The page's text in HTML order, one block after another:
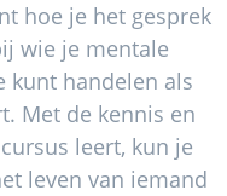
hoe je het gesprek
wie je mentale
kunt handelen als
Met de kennis en
leert, kun je
leven van iemand